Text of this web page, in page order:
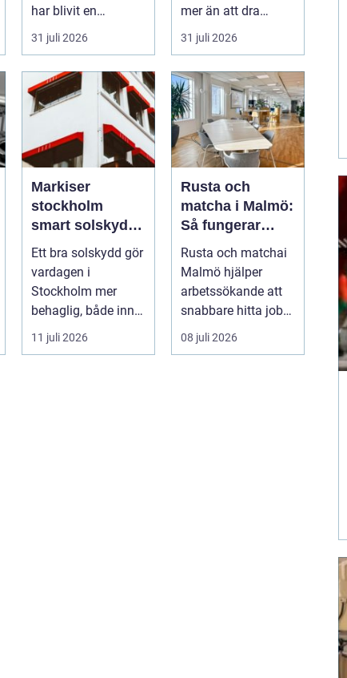
har blivit en
självklar del av en
modern fastighet...
31 juli 2026
mer än att dra
kablar och sätta
upp uttag. I
Stockholms s...
31 juli 2026
Markiser
stockholm
smart solskydd
för stadsliv och
uteplatser
Ett bra solskydd gör
vardagen i
Stockholm mer
behaglig, både inne
och ute. Somrarna
kan vara varma, ...
11 juli 2026
Rusta och
matcha i Malmö:
Så fungerar
stödet för dig
som söker jobb
Rusta och matchai
Malmö hjälper
arbetssökande att
snabbare hitta jobb
eller utbildnin...
08 juli 2026